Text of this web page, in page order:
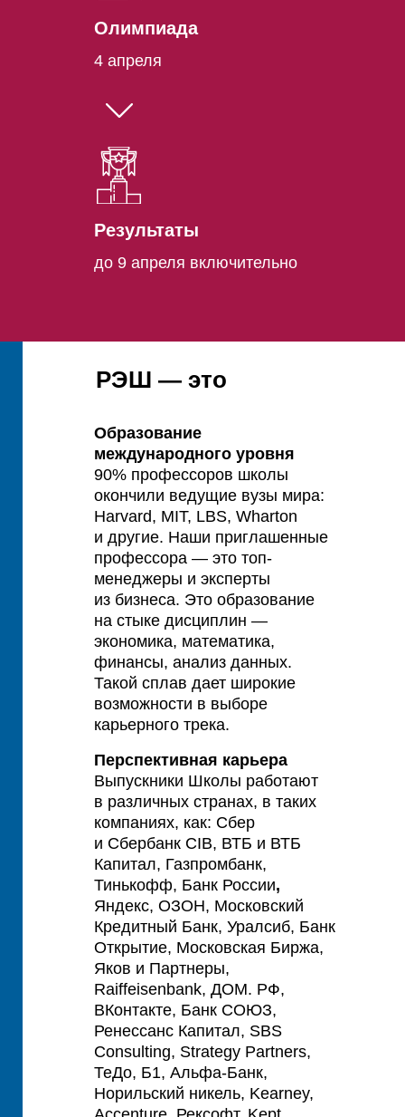
Олимпиада
4 апреля
Результаты
до 9 апреля включительно
РЭШ — это
Образование
международного уровня
90% профессоров школы
окончили ведущие вузы мира:
Harvard, MIT, LBS, Wharton
и другие. Наши приглашенные
профессора — это топ-
менеджеры и эксперты
из бизнеса. Это образование
на стыке дисциплин —
экономика, математика,
финансы, анализ данных.
Такой сплав дает широкие
возможности в выборе
карьерного трека.
Перспективная карьера
Выпускники Школы работают
в различных странах, в таких
компаниях, как: Сбер
и Сбербанк CIB, ВТБ и ВТБ
Капитал, Газпромбанк,
Тинькофф, Банк России,
Яндекс, ОЗОН, Московский
Кредитный Банк, Уралсиб, Банк
Открытие, Московская Биржа,
Яков и Партнеры,
Raiffeisenbank, ДОМ. РФ,
ВКонтакте, Банк СОЮЗ,
Ренессанс Капитал, SBS
Consulting, Strategy Partners,
ТеДо, Б1, Альфа-Банк,
Норильский никель, Kearney,